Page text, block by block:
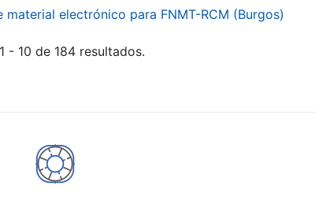
material electrónico para FNMT-RCM (Burgos)
- 10 de 184 resultados.